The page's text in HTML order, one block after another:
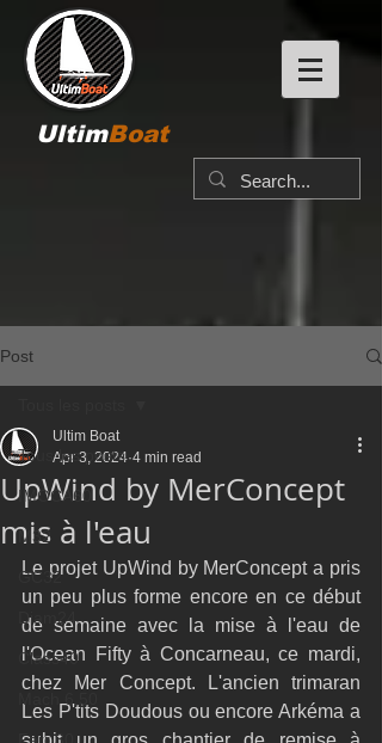
UltimBoat
Post
Tous les posts
IMOCA60
M32
GC32
Diam24
Class40
UpWind by MerConcept
mis à l'eau
Ultim Boat
Apr 3, 2024 4 min read
Le projet UpWind by MerConcept a pris
un peu plus forme encore en ce début
de semaine avec la mise à l'eau de
l'Ocean Fifty à Concarneau, ce mardi,
chez Mer Concept. L'ancien trimaran
Les P'tits Doudous ou encore Arkéma a